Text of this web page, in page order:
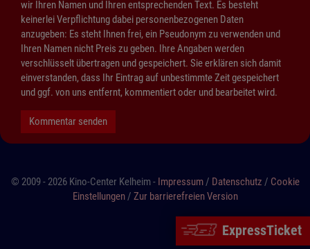
ExpressTicket
wir Ihren Namen und Ihren entsprechenden Text. Es besteht
keinerlei Verpflichtung dabei personenbezogenen Daten
anzugeben: Es steht Ihnen frei, ein Pseudonym zu verwenden und
Ihren Namen nicht Preis zu geben. Ihre Angaben werden
verschlüsselt übertragen und gespeichert. Sie erklären sich damit
einverstanden, dass Ihr Eintrag auf unbestimmte Zeit gespeichert
und ggf. von uns entfernt, kommentiert oder und bearbeitet wird.
Kommentar senden
© 2009 - 2026 Kino-Center Kelheim - Impressum/ Datenschutz / Cookie
Einstellungen/ Zur barrierefreien Version